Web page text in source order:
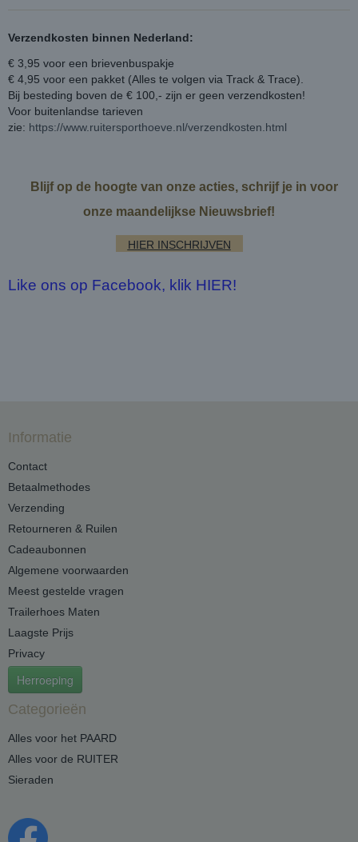
Verzendkosten binnen Nederland:
€ 3,95 voor een brievenbuspakje
€ 4,95 voor een pakket (Alles te volgen via Track & Trace).
Bij besteding boven de € 100,- zijn er geen verzendkosten!
Voor buitenlandse tarieven
zie: https://www.ruitersporthoeve.nl/verzendkosten.html
Blijf op de hoogte van onze acties, schrijf je in voor
onze maandelijkse Nieuwsbrief!
HIER INSCHRIJVEN
Like ons op Facebook, klik HIER!
Informatie
Contact
Betaalmethodes
Verzending
Retourneren & Ruilen
Cadeaubonnen
Algemene voorwaarden
Meest gestelde vragen
Trailerhoes Maten
Laagste Prijs
Privacy
Herroeping
Categorieën
Alles voor het PAARD
Alles voor de RUITER
Sieraden